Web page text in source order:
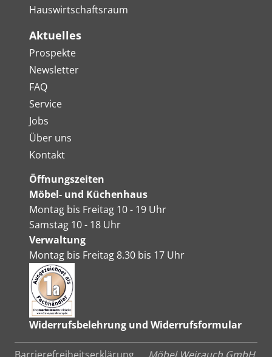
Hauswirtschaftsraum
Aktuelles
Prospekte
Newsletter
FAQ
Service
Jobs
Über uns
Kontakt
Öffnungszeiten
Möbel- und Küchenhaus
Montag bis Freitag 10 - 19 Uhr
Samstag 10 - 18 Uhr
Verwaltung
Montag bis Freitag 8.30 bis 17 Uhr
Widerrufsbelehrung und Widerrufsformular
Barrierefreiheitserklärung Möbel Weirauch GmbH,